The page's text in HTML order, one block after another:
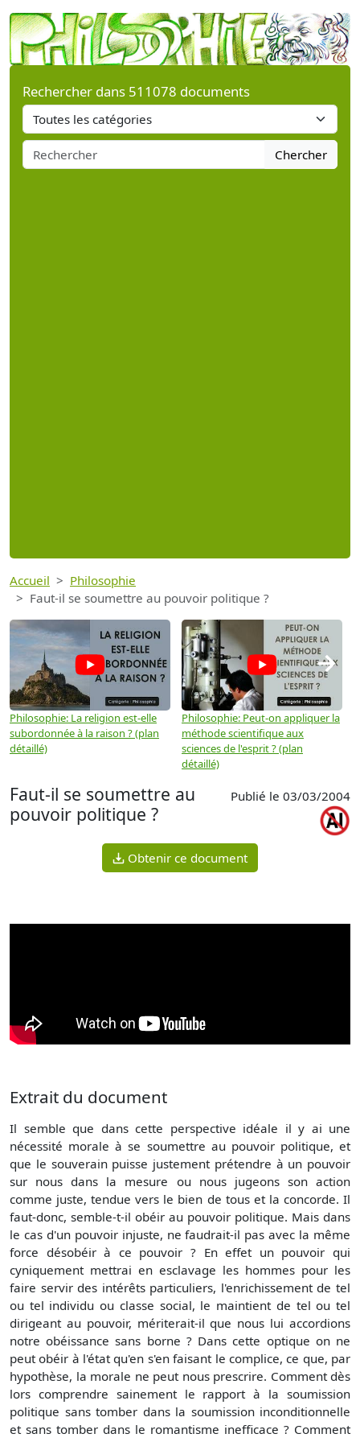
Rechercher dans 511078 documents
Chercher
Accueil
Philosophie
Faut-il se soumettre au pouvoir politique ?
Philosophie: La religion est-elle
subordonnée à la raison ? (plan
détaillé)
Philosophie: Peut-on appliquer la
méthode scientifique aux
sciences de l'esprit ? (plan
détaillé)
→
Faut-il se soumettre au
pouvoir politique ?
Publié le 03/03/2004
Obtenir ce document
Extrait du document
Il semble que dans cette perspective idéale il y ai une
nécessité morale à se soumettre au pouvoir politique, et
que le souverain puisse justement prétendre à un pouvoir
sur nous dans la mesure ou nous jugeons son action
comme juste, tendue vers le bien de tous et la concorde. Il
faut-donc, semble-t-il obéir au pouvoir politique. Mais dans
le cas d'un pouvoir injuste, ne faudrait-il pas avec la même
force désobéir à ce pouvoir ? En effet un pouvoir qui
cyniquement mettrai en esclavage les hommes pour les
faire servir des intérêts particuliers, l'enrichissement de tel
ou tel individu ou classe social, le maintient de tel ou tel
dirigeant au pouvoir, mériterait-il que nous lui accordions
notre obéissance sans borne ? Dans cette optique on ne
peut obéir à l'état qu'en s'en faisant le complice, ce que, par
hypothèse, la morale ne peut nous prescrire. Comment dès
lors comprendre sainement le rapport à la soumission
politique sans tomber dans la soumission inconditionnelle
et sans tomber dans le romantisme inefficace ? Comment